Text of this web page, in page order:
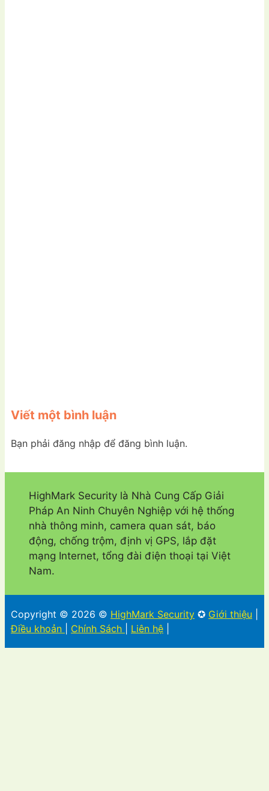
Viết một bình luận
Bạn phải đăng nhập để đăng bình luận.
HighMark Security là Nhà Cung Cấp Giải
Pháp An Ninh Chuyên Nghiệp với hệ thống
nhà thông minh, camera quan sát, báo
động, chống trộm, định vị GPS, lắp đặt
mạng Internet, tổng đài điện thoại tại Việt
Nam.
Copyright © 2026 © HighMark Security ✪ Giới thiệu
Điều khoản
Chính Sách Liên hệ